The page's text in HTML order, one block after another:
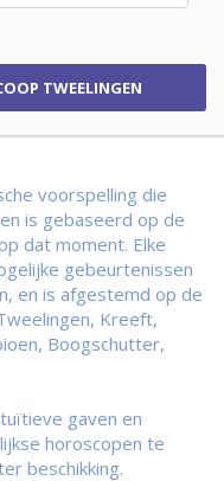
TWEELINGEN
voorspelling die
is gebaseerd op de
dat moment. Elke
gebeurtenissen
en is afgestemd op de
Kreeft,
Boogschutter,
gaven en
horoscopen te
beschikking.